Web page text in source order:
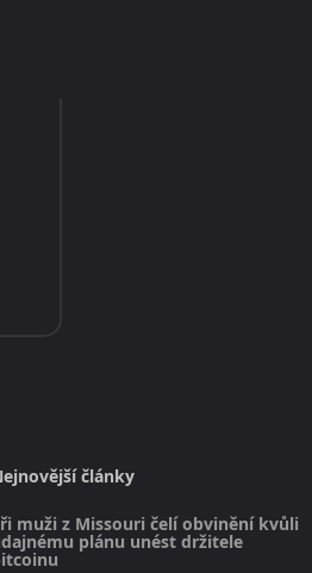
články
muži z Missouri čelí obvinění kvůli
plánu unést držitele